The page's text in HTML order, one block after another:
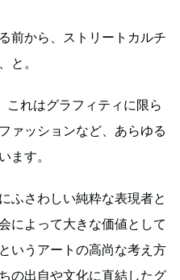
前から、ストリートカルチ
と。
これはグラフィティに限ら
ァッションなど、あらゆる
ます。
ふさわしい純粋な表現者と
によって大きな価値として
いうアートの高尚な考え方
の出自や文化に直結したグ